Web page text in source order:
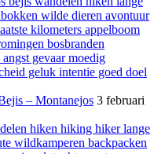
– Montanejos 3 februari